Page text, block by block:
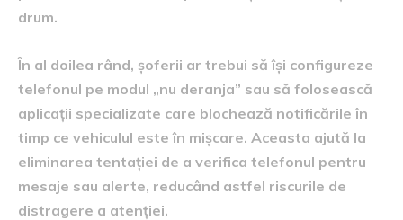
drum.
În al doilea rând, șoferii ar trebui să își configureze
telefonul pe modul „nu deranja” sau să folosească
aplicații specializate care blochează notificările în
timp ce vehiculul este în mișcare. Aceasta ajută la
eliminarea tentației de a verifica telefonul pentru
mesaje sau alerte, reducând astfel riscurile de
distragere a atenției.